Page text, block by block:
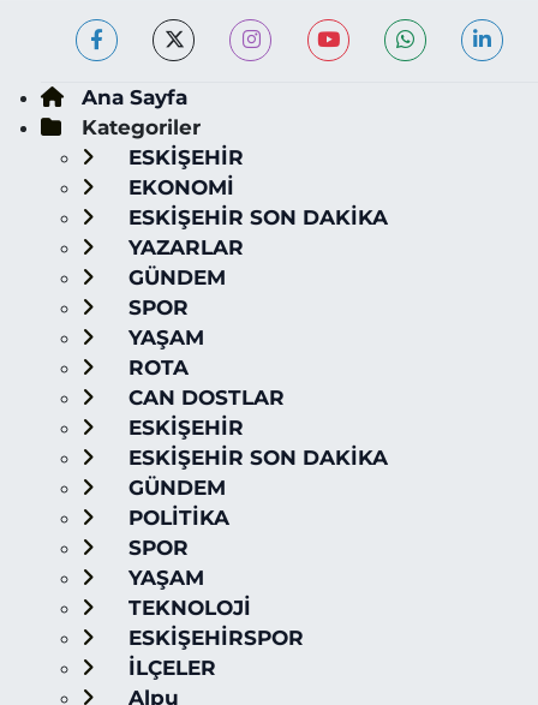
Ana Sayfa
Kategoriler
ESKİŞEHİR
EKONOMİ
ESKİŞEHİR SON DAKİKA
YAZARLAR
GÜNDEM
SPOR
YAŞAM
ROTA
CAN DOSTLAR
ESKİŞEHİR
ESKİŞEHİR SON DAKİKA
GÜNDEM
POLİTİKA
SPOR
YAŞAM
TEKNOLOJİ
ESKİŞEHİRSPOR
İLÇELER
Alpu